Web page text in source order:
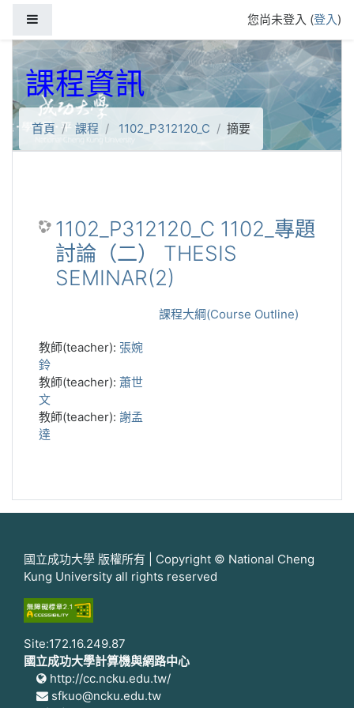
您尚未登入 (登入)
課程資訊
首頁 課程 1102_P312120_C 摘要
1102_P312120_C 1102_專題
討論（二） THESIS
SEMINAR(2)
課程大綱(Course Outline)
教師(teacher): 張婉
鈴
教師(teacher): 蕭世
文
教師(teacher): 謝孟
達
國立成功大學 版權所有 | Copyright © National Cheng
Kung University all rights reserved
Site:172.16.249.87
國立成功大學計算機與網路中心
http://cc.ncku.edu.tw/
sfkuo@ncku.edu.tw